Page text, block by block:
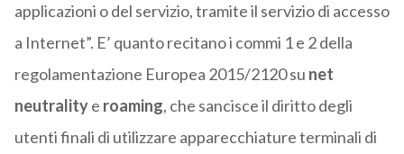
applicazioni o del servizio, tramite il servizio di accesso
a Internet”. E’ quanto recitano i commi 1 e 2 della
regolamentazione Europea 2015/2120 su net
neutralitye roaming, che sancisce il diritto degli
utenti finali di utilizzare apparecchiature terminali di